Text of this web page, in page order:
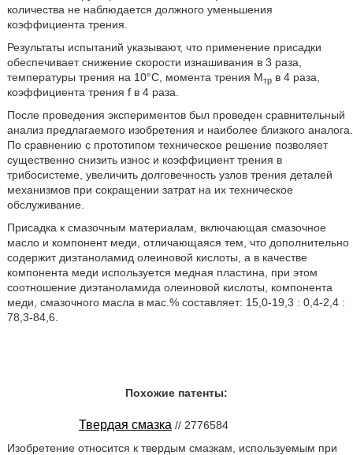
количества не наблюдается должного уменьшения
коэффициента трения.
Результаты испытаний указывают, что применение присадки
обеспечивает снижение скорости изнашивания в 3 раза,
температуры трения на 10°С, момента трения Мтрв 4 раза,
коэффициента трения f в 4 раза.
После проведения экспериментов был проведен сравнительный
анализ предлагаемого изобретения и наиболее близкого аналога.
По сравнению с прототипом техническое решение позволяет
существенно снизить износ и коэффициент трения в
трибосистеме, увеличить долговечность узлов трения деталей
механизмов при сокращении затрат на их техническое
обслуживание.
Присадка к смазочным материалам, включающая смазочное
масло и компонент меди, отличающаяся тем, что дополнительно
содержит диэтаноламид олеиновой кислоты, а в качестве
компонента меди используется медная пластина, при этом
соотношение диэтаноламида олеиновой кислоты, компонента
меди, смазочного масла в мас.% составляет: 15,0-19,3 : 0,4-2,4 :
78,3-84,6.
Похожие патенты:
Твердая смазка // 2776584
Изобретение относится к твердым смазкам, используемым при